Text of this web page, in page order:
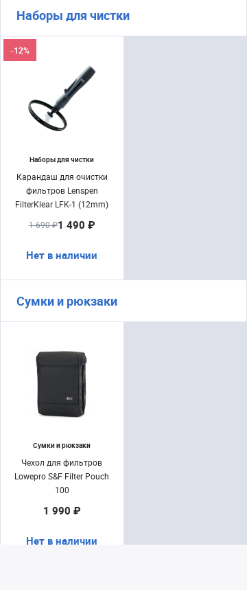
Наборы для чистки
Наборы для чистки
Карандаш для очистки
фильтров Lenspen
FilterKlear LFK-1 (12mm)
-12%
1 690 ₽1 490 ₽
Нет в наличии
Сумки и рюкзаки
Сумки и рюкзаки
Чехол для фильтров
Lowepro S&F Filter Pouch
100
1 990 ₽
Нет в наличии